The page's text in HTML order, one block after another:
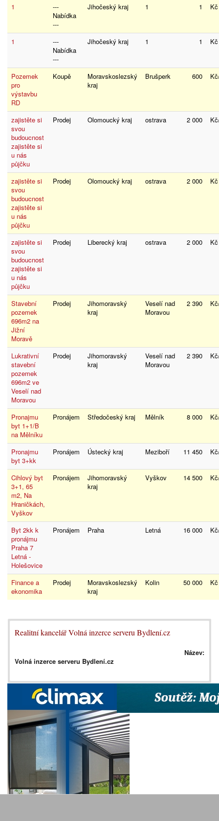
1
---
Nabídka
---
Jihočeský kraj 1 1
1
---
Nabídka
---
Jihočeský kraj 1 1
Pozemek
pro
výstavbu
RD
Koupě
Moravskoslezský
kraj
Brušperk 600
zajistěte si
svou
budoucnost
zajistěte si
u nás
půjčku
Prodej Olomoucký kraj ostrava 2 000
zajistěte si
svou
budoucnost
zajistěte si
u nás
půjčku
Prodej Olomoucký kraj ostrava 2 000
zajistěte si
svou
budoucnost
zajistěte si
u nás
půjčku
Prodej Liberecký kraj ostrava 2 000
Stavební
pozemek
696m2 na
Jižní
Moravě
Prodej
Jihomoravský
kraj
Veselí nad
Moravou
2 390
Lukrativní
stavební
pozemek
696m2 ve
Veselí nad
Moravou
Prodej
Jihomoravský
kraj
Veselí nad
Moravou
2 390
Pronajmu
byt 1+1/B
na Mělníku
Pronájem Středočeský kraj Mělník 8 000
Pronajmu
byt 3+kk
Pronájem Ústecký kraj Meziboří 11 450
Cihlový byt
3+1, 65
m2, Na
Hraničkách,
Vyškov
Pronájem
Jihomoravský
kraj
Vyškov 14 500
Byt 2kk k
pronájmu
Praha 7
Letná -
Holešovice
Pronájem Praha Letná 16 000
Finance a
ekonomika
Prodej
Moravskoslezský
kraj
Kolin 50 000
Realitní kancelář Volná inzerce serveru Bydlení.cz
Název:
Volná inzerce serveru Bydlení.cz